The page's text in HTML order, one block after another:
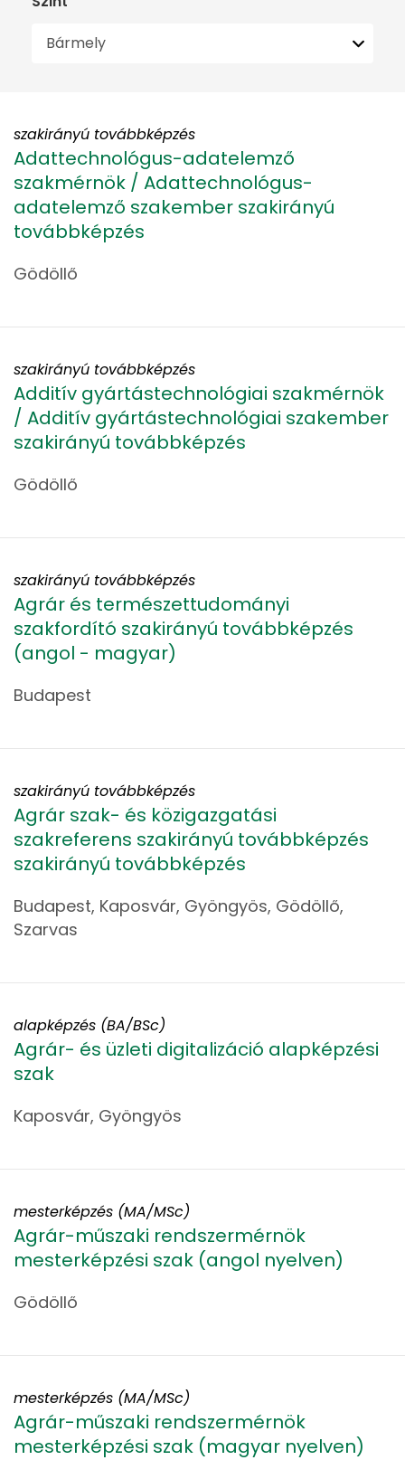
Adattechnológus-adatelemző
szakmérnök / Adattechnológus-
adatelemző szakember szakirányú
továbbképzés
Gödöllő
szakirányú továbbképzés
Additív gyártástechnológiai szakmérnök
/ Additív gyártástechnológiai szakember
szakirányú továbbképzés
Gödöllő
szakirányú továbbképzés
Agrár és természettudományi
szakfordító szakirányú továbbképzés
(angol - magyar)
Budapest
szakirányú továbbképzés
Agrár szak- és közigazgatási
szakreferens szakirányú továbbképzés
szakirányú továbbképzés
Budapest, Kaposvár, Gyöngyös, Gödöllő,
Szarvas
szakirányú továbbképzés
Agrár- és üzleti digitalizáció alapképzési
szak
Kaposvár, Gyöngyös
alapképzés (BA/BSc)
Agrár-műszaki rendszermérnök
mesterképzési szak (angol nyelven)
Gödöllő
mesterképzés (MA/MSc)
Agrár-műszaki rendszermérnök
mesterképzési szak (magyar nyelven)
mesterképzés (MA/MSc)